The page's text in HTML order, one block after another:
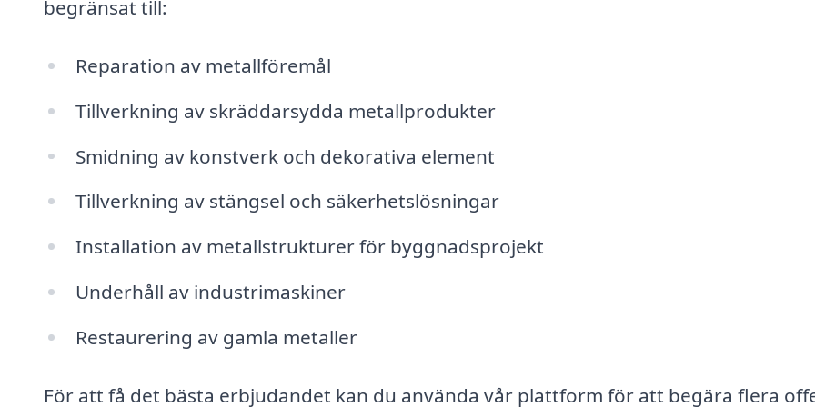
begränsat till:
Reparation av metallföremål
Tillverkning av skräddarsydda metallprodukter
Smidning av konstverk och dekorativa element
Tillverkning av stängsel och säkerhetslösningar
Installation av metallstrukturer för byggnadsprojekt
Underhåll av industrimaskiner
Restaurering av gamla metaller
För att få det bästa erbjudandet kan du använda vår plattform för att begära flera